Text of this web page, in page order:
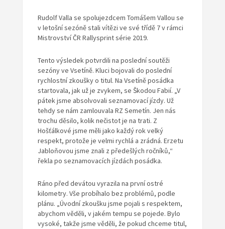
Rudolf Valla se spolujezdcem Tomášem Vallou se
v letošní sezóně stali vítězi ve své třídě 7 v rámci
Mistrovství ČR Rallysprint série 2019.
Tento výsledek potvrdili na poslední soutěži
sezóny ve Vsetíně. Kluci bojovali do poslední
rychlostní zkoušky o titul. Na Vsetíně posádka
startovala, jak už je zvykem, se Škodou Fabií. „V
pátek jsme absolvovali seznamovací jízdy. Už
tehdy se nám zamlouvala RZ Semetín. Jen nás
trochu děsilo, kolik nečistot je na trati. Z
Hošťálkové jsme měli jako každý rok velký
respekt, protože je velmi rychlá a zrádná. Erzetu
Jabloňovou jsme znali z předešlých ročníků,“
řekla po seznamovacích jízdách posádka.
Ráno před devátou vyrazila na první ostré
kilometry. Vše probíhalo bez problémů, podle
plánu. „Úvodní zkoušku jsme pojali s respektem,
abychom věděli, v jakém tempu se pojede. Bylo
vysoké, takže jsme věděli, že pokud chceme titul,